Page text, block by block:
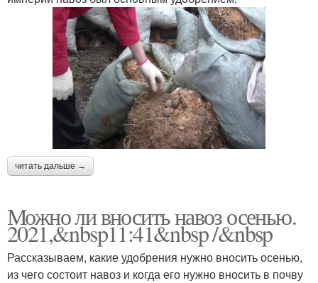
читать дальше →
Можно ли вносить навоз осенью.
2021,&nbsp11:41&nbsp /&nbsp
Рассказываем, какие удобрения нужно вносить осенью,
из чего состоит навоз и когда его нужно вносить в почву